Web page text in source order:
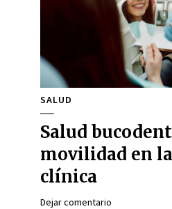
SALUD
Salud
movilidad en
clínica
Dejar comentario